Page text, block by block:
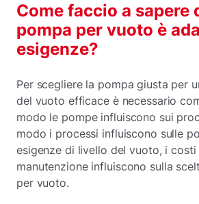
Come faccio a sapere
pompa per vuoto è
esigenze?
Per scegliere la pompa giusta per
del vuoto efficace è necessario
modo le pompe influiscono sui
modo i processi influiscono sulle
esigenze di livello del vuoto, i costi
manutenzione influiscono sulla
per vuoto.